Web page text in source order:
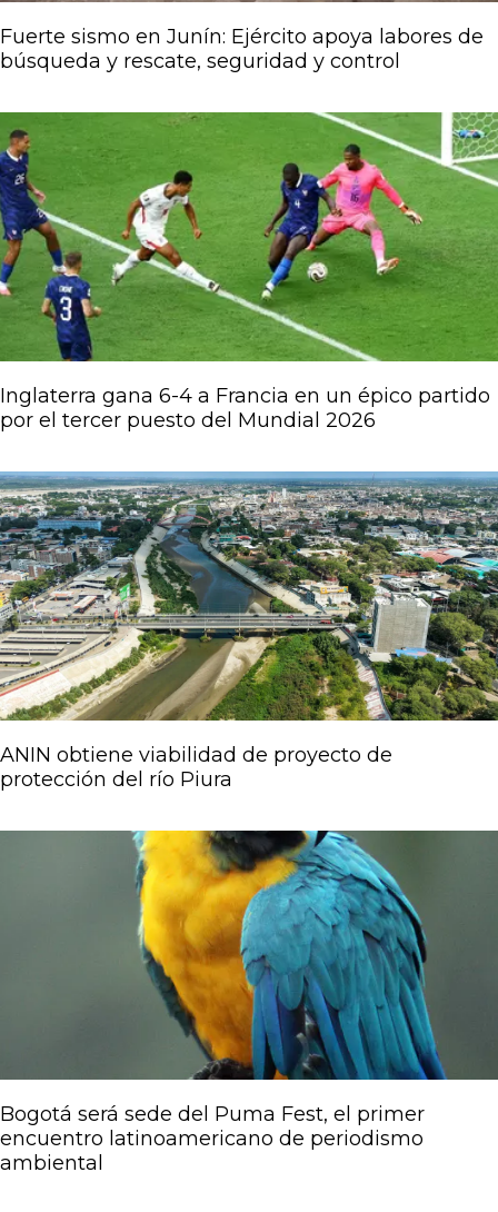
Fuerte sismo en Junín: Ejército apoya labores de
búsqueda y rescate, seguridad y control
Inglaterra gana 6-4 a Francia en un épico partido
por el tercer puesto del Mundial 2026
ANIN obtiene viabilidad de proyecto de
protección del río Piura
Bogotá será sede del Puma Fest, el primer
encuentro latinoamericano de periodismo
ambiental